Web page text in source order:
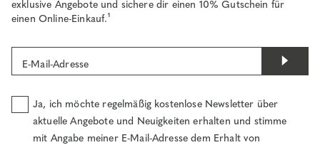
exklusive Angebote und sichere dir einen 10% Gutschein für
einen Online-Einkauf.¹
E-Mail-Adresse
Ja, ich möchte regelmäßig kostenlose Newsletter über
aktuelle Angebote und Neuigkeiten erhalten und stimme
mit Angabe meiner E-Mail-Adresse dem Erhalt von